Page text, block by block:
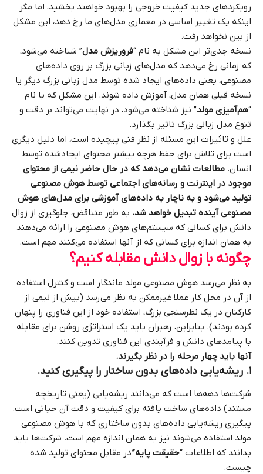
رویکردهای جدید کیفیت خروجی را بهبود خواهند بخشید، اما مگر
اینکه یک تغییر اساسی در معماری مدل‌های ما رخ دهد، این مشکل
از بین نخواهد رفت.
نسخه جدی‌تر این مشکل به نام “فروریزش مدل” شناخته می‌شود،
که زمانی رخ می‌دهد که مدل‌های زبانی بزرگ بر روی داده‌های
مصنوعی، یعنی داده‌های ایجاد شده توسط مدل زبانی بزرگ دیگر یا
نسخه قبلی همان مدل، آموزش داده شوند. این مشکل که با نام
“هم‌آمیزی مولد” نیز شناخته می‌شود، در نهایت می‌تواند بر دقت و
تنوع مدل زبانی بزرگ تاثیر بگذارد.
علل و تاثیرات این مسئله از نظر فنی پیچیده است، اما دلیل دیگری
است برای تلاش برای حفظ هرچه بیشتر محتوای ایجادشده توسط
انسان. مطالعات نشان می‌دهد که در حال حاضر نیمی از محتوای
موجود در اینترنت و رسانه‌های اجتماعی توسط هوش مصنوعی
تولید می‌شود و به ناچار به داده‌های آموزشی برای مدل‌های هوش
مصنوعی آینده تبدیل خواهد شد. به طور متناقض، جلوگیری از زوال
دانش برای کسانی که سیستم‌های هوش مصنوعی را ارائه می‌دهند
به همان اندازه برای کسانی که از آنها استفاده می‌کنند مهم است.
چگونه با زوال دانش مقابله کنیم؟
به نظر می‌رسد هوش مصنوعی مولد ماندگار است و کنترل استفاده
از آن در محل کار عملا غیرممکن به نظر می‌رسد (بیش از نیمی از
کارکنان در یک نظرسنجی بزرگ، استفاده خود از این فناوری را پنهان
کرده بودند). بنابراین، رهبران باید یک استراتژی روشن برای مقابله
با پیامدهای دانش و فرآیندی این فناوری تدوین کنند.
آنها باید چهار مرحله را در نظر بگیرند.
۱. ریشه‌یابی داده‌های بدون ساختار را پیگیری کنید.
شرکت‌ها دهه‌ها است که می‌دانند ریشه‌یابی (یعنی تاریخچه
مستند) داده‌های ساخت یافته برای کیفیت و دقت آن حیاتی است.
پیگیری ریشه‌یابی داده‌های بدون ساختاری که با هوش مصنوعی
مولد استفاده می‌شوند نیز به همان اندازه مهم است. شرکت‌ها باید
بدانند که اطلاعات “حقیقت پایه”در مقابل محتوای تولید شده
چیست.